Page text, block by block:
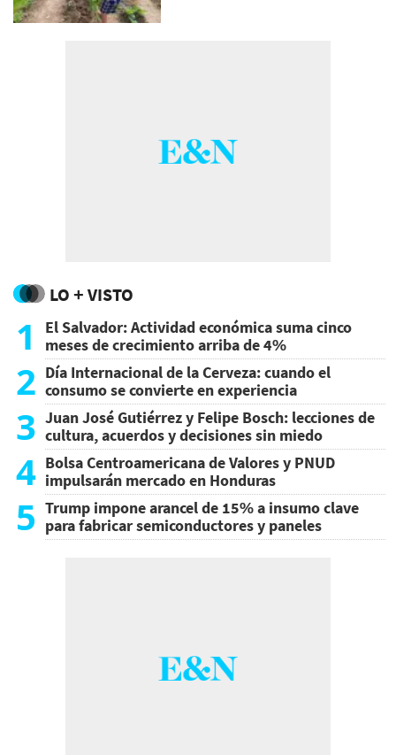
LO + VISTO
1
El Salvador: Actividad económica suma cinco
meses de crecimiento arriba de 4%
2 Día Internacional de la Cerveza: cuando el
consumo se convierte en experiencia
3 Juan José Gutiérrez y Felipe Bosch: lecciones de
cultura, acuerdos y decisiones sin miedo
4 Bolsa Centroamericana de Valores y PNUD
impulsarán mercado en Honduras
5 Trump impone arancel de 15% a insumo clave
para fabricar semiconductores y paneles